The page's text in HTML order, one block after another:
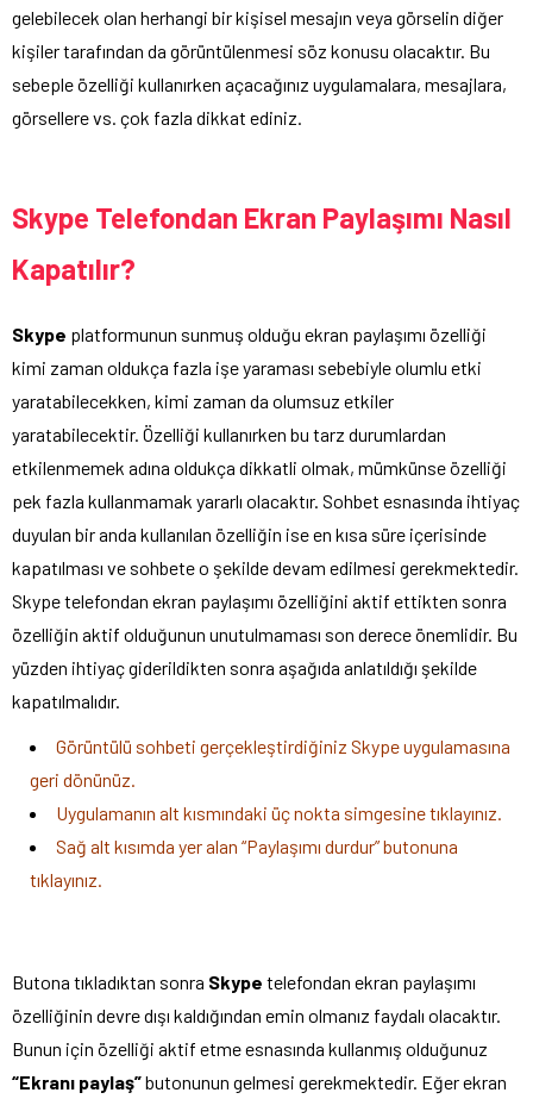
gelebilecek olan herhangi bir kişisel mesajın veya görselin diğer
kişiler tarafından da görüntülenmesi söz konusu olacaktır. Bu
sebeple özelliği kullanırken açacağınız uygulamalara, mesajlara,
görsellere vs. çok fazla dikkat ediniz.
Skype Telefondan Ekran Paylaşımı Nasıl
Kapatılır?
Skype platformunun sunmuş olduğu ekran paylaşımı özelliği
kimi zaman oldukça fazla işe yaraması sebebiyle olumlu etki
yaratabilecekken, kimi zaman da olumsuz etkiler
yaratabilecektir. Özelliği kullanırken bu tarz durumlardan
etkilenmemek adına oldukça dikkatli olmak, mümkünse özelliği
pek fazla kullanmamak yararlı olacaktır. Sohbet esnasında ihtiyaç
duyulan bir anda kullanılan özelliğin ise en kısa süre içerisinde
kapatılması ve sohbete o şekilde devam edilmesi gerekmektedir.
Skype telefondan ekran paylaşımı özelliğini aktif ettikten sonra
özelliğin aktif olduğunun unutulmaması son derece önemlidir. Bu
yüzden ihtiyaç giderildikten sonra aşağıda anlatıldığı şekilde
kapatılmalıdır.
Görüntülü sohbeti gerçekleştirdiğiniz Skype uygulamasına
geri dönünüz.
Uygulamanın alt kısmındaki üç nokta simgesine tıklayınız.
Sağ alt kısımda yer alan “Paylaşımı durdur” butonuna
tıklayınız.
Butona tıkladıktan sonra Skype telefondan ekran paylaşımı
özelliğinin devre dışı kaldığından emin olmanız faydalı olacaktır.
Bunun için özelliği aktif etme esnasında kullanmış olduğunuz
“Ekranı paylaş”butonunun gelmesi gerekmektedir. Eğer ekran